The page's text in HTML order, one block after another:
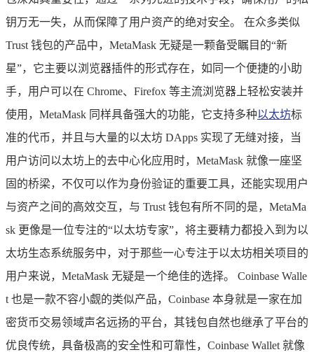
钥万无一失，从而保障了用户资产的绝对安全。 在众多类似
Trust 钱包的产品中，MetaMask 无疑是一颗备受瞩目的“新
星”，它主要以浏览器插件的形式存在，如同一个便捷的小助
手，用户可以在 Chrome、Firefox 等主流浏览器上轻松安装并
使用，MetaMask 同样具备强大的功能，它支持多种以太坊标
准的代币，并且与大量的以太坊 DApps 实现了无缝对接，当
用户访问以太坊上的去中心化应用时，MetaMask 就像一座坚
固的桥梁，不仅可以作为身份验证的重要工具，还能实现用户
与资产之间的高效交互，与 Trust 钱包有所不同的是，MetaMa
sk 更像是一位专注的“以太坊专家”，将主要精力都投入到为以
太坊生态系统服务中，对于那些一心专注于以太坊相关项目的
用户来说，MetaMask 无疑是一个绝佳的选择。 Coinbase Walle
t 也是一款不容小觑的类似产品，Coinbase 本身就是一家在加
密货币交易领域声名远扬的平台，其钱包自然也继承了平台的
优良传统，具备极高的安全性和可靠性，Coinbase Wallet 就像